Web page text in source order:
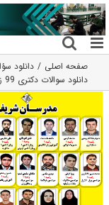
رفتن
به
محتوا
صفحه اصلی دانلود
دانلود سوالات دکتری 99 زمین‌شناسی پترولوژی کد 2208